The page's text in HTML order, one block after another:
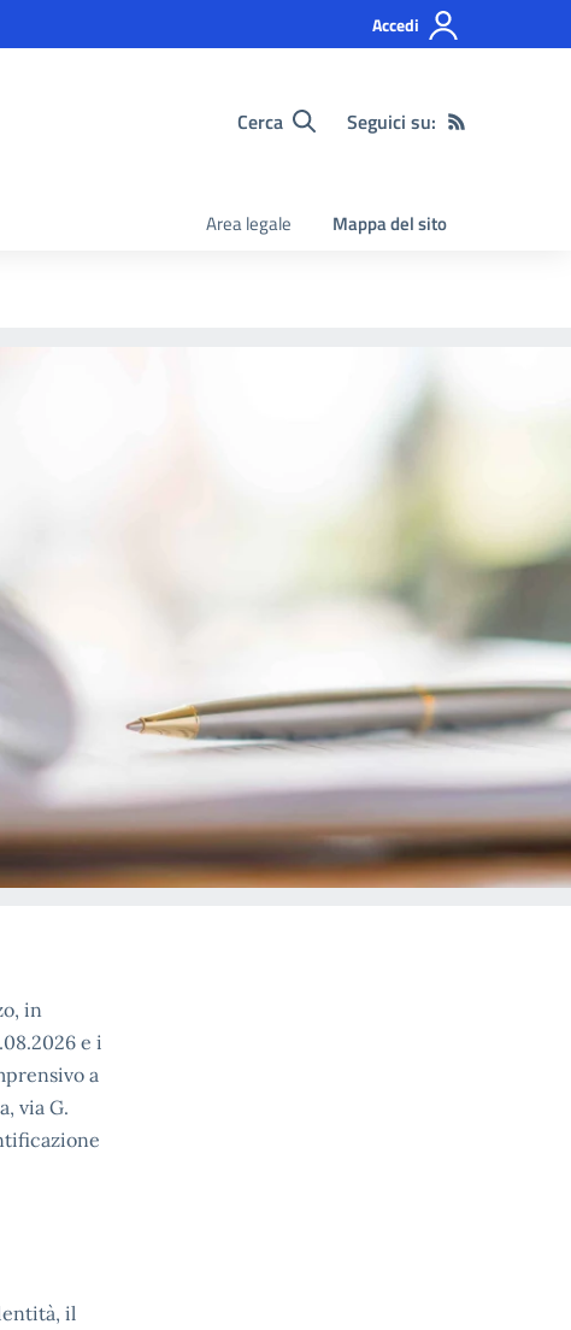
Accedi
Cerca Seguici su:
Area legale Mappa del sito
in
e i
a
via G.
il